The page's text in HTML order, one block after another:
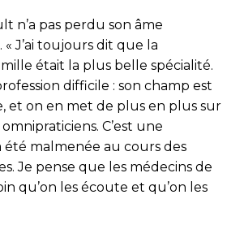
n’a pas perdu son âme
« J’ai toujours dit que la
était la plus belle spécialité.
difficile : son champ est
et on en met de plus en plus sur
C’est une
été malmenée au cours des
Je pense que les médecins de
qu’on les écoute et qu’on les